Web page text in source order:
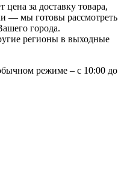
за доставку товара,
— мы готовы рассмотреть
города.
регионы в выходные
режиме – с 10:00 до